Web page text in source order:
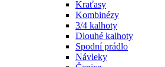
Návleky
Čepice
Rukavice
Ponožky
Doplňky
Volný čas